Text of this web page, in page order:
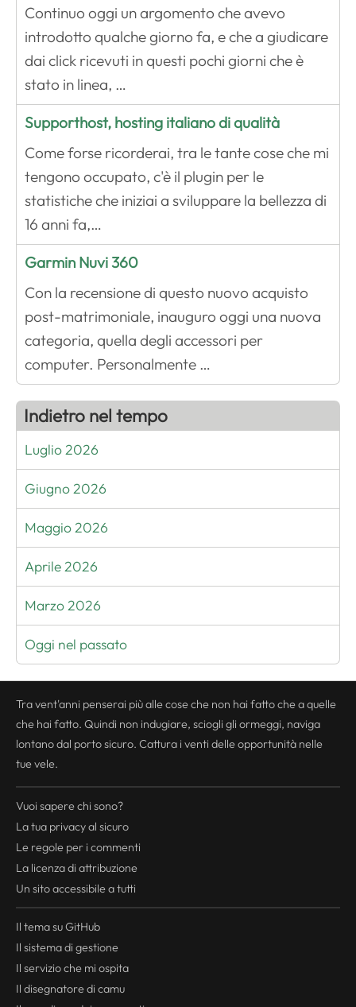
Continuo oggi un argomento che avevo
introdotto qualche giorno fa, e che a giudicare
dai click ricevuti in questi pochi giorni che è
stato in linea, …
Supporthost, hosting italiano di qualità
Come forse ricorderai, tra le tante cose che mi
tengono occupato, c'è il plugin per le
statistiche che iniziai a sviluppare la bellezza di
16 anni fa,…
Garmin Nuvi 360
Con la recensione di questo nuovo acquisto
post-matrimoniale, inauguro oggi una nuova
categoria, quella degli accessori per
computer. Personalmente …
Indietro nel tempo
Luglio 2026
Giugno 2026
Maggio 2026
Aprile 2026
Marzo 2026
Oggi nel passato
Tra vent'anni penserai più alle cose che non hai fatto che a quelle
che hai fatto. Quindi non indugiare, sciogli gli ormeggi, naviga
lontano dal porto sicuro. Cattura i venti delle opportunità nelle
tue vele.
Vuoi sapere chi sono?
La tua privacyal sicuro
Le regole per i commenti
La licenza di attribuzione
Un sito accessibile a tutti
Il tema su GitHub
Il sistema di gestione
Il servizio che mi ospita
Il disegnatore di camu